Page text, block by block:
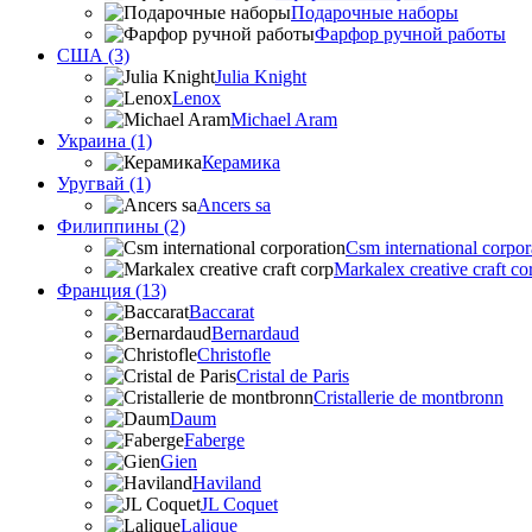
Подарочные наборы
Фарфор ручной работы
США (3)
Julia Knight
Lenox
Michael Aram
Украина (1)
Керамика
Уругвай (1)
Ancers sa
Филиппины (2)
Csm international
Markalex creative craft
Франция (13)
Baccarat
Bernardaud
Christofle
Cristal de Paris
Cristallerie de montbronn
Daum
Faberge
Gien
Haviland
JL Coquet
Lalique